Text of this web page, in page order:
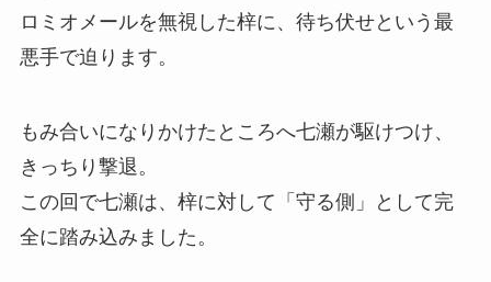
ロミオメールを無視した梓に、待ち伏せという最
悪手で迫ります。
もみ合いになりかけたところへ七瀬が駆けつけ、
きっちり撃退。
この回で七瀬は、梓に対して「守る側」として完
全に踏み込みました。